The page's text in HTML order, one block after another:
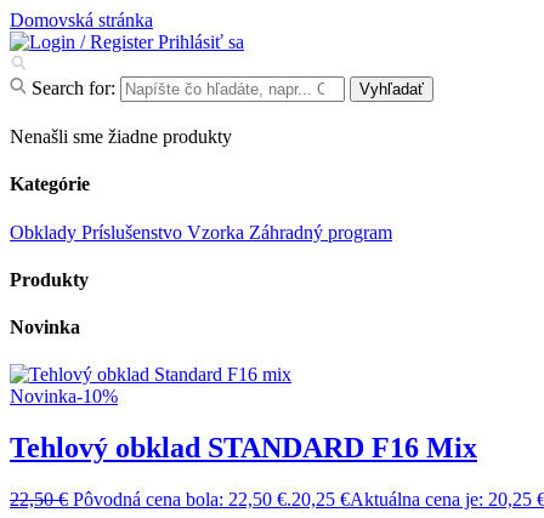
Domovská stránka
Prihlásiť sa
Search for: Vyhľadať
Nenašli sme žiadne produkty
Kategórie
Obklady Príslušenstvo Vzorka Záhradný program
Produkty
Novinka
Novinka-10%
Tehlový obklad STANDARD F16 Mix
22,50€ Pôvodná cena bola: 22,50 €.20,25 €Aktuálna cena je: 20,25